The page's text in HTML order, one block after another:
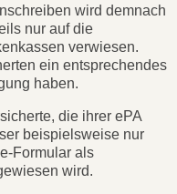
wird demnach
nur auf die
verwiesen.
ein entsprechendes
haben.
die ihrer ePA
beispielsweise nur
Formular als
wird.